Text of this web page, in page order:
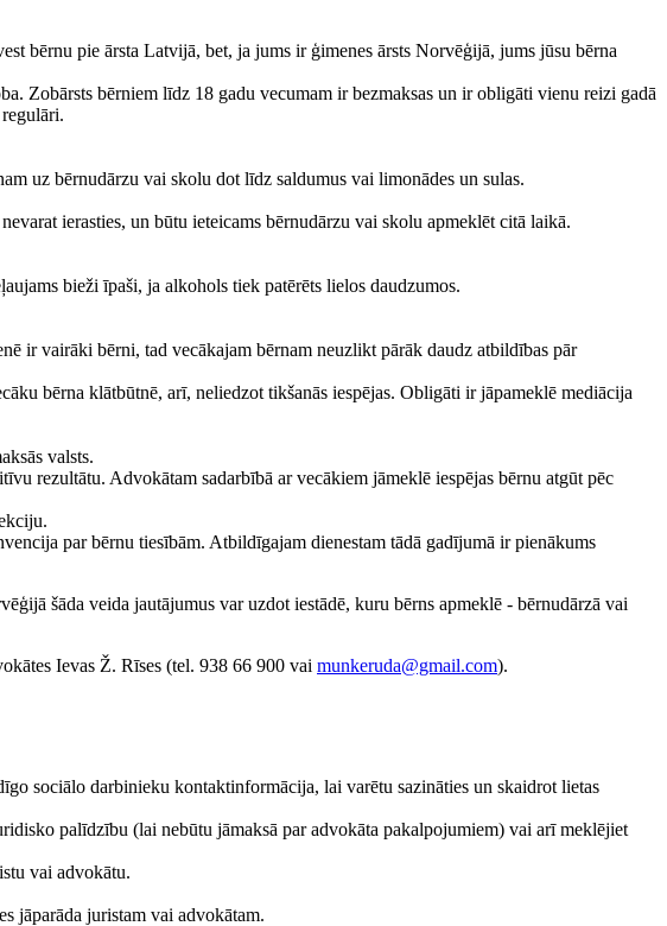
bērnu pie ārsta Latvijā, bet, ja jums ir ģimenes ārsts Norvēģijā, jums jūsu bērna
Zobārsts bērniem līdz 18 gadu vecumam ir bezmaksas un ir obligāti vienu reizi gadā
uz bērnudārzu vai skolu dot līdz saldumus vai limonādes un sulas.
ierasties, un būtu ieteicams bērnudārzu vai skolu apmeklēt citā laikā.
bieži īpaši, ja alkohols tiek patērēts lielos daudzumos.
ir vairāki bērni, tad vecākajam bērnam neuzlikt pārāk daudz atbildības pār
bērna klātbūtnē, arī, neliedzot tikšanās iespējas. Obligāti ir jāpameklē mediācija
valsts.
rezultātu. Advokātam sadarbībā ar vecākiem jāmeklē iespējas bērnu atgūt pēc
par bērnu tiesībām. Atbildīgajam dienestam tādā gadījumā ir pienākums
šāda veida jautājumus var uzdot iestādē, kuru bērns apmeklē - bērnudārzā vai
Ievas Ž. Rīses (tel. 938 66 900 vai munkeruda@gmail.com).
sociālo darbinieku kontaktinformācija, lai varētu sazināties un skaidrot lietas
palīdzību (lai nebūtu jāmaksā par advokāta pakalpojumiem) vai arī meklējiet
vai advokātu.
jāparāda juristam vai advokātam.